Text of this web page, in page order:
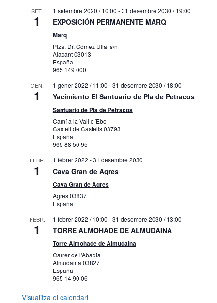
SET.
1
1 setembre 2020 / 10:00 -31 desembre 2030 / 19:00
EXPOSICIÓN PERMANENTE MARQ
Marq
Plza. Dr. Gómez Ulla, s/n
Alacant03013
España
965 149 000
GEN.
1
1 gener 2022 / 11:00 -31 desembre 2030 / 18:00
Yacimiento El Santuario de Pla de Petracos
Santuario de Pla de Petracos
Camí a la Vall d´Ebo
Castell de Castells03793
España
965 88 50 95
FEBR.
1
1 febrer 2022 -31 desembre 2030
Cava Gran de Agres
Cava Gran de Agres
Agres03837
España
FEBR.
1
1 febrer 2022 / 10:00 -31 desembre 2030 / 13:00
TORRE ALMOHADE DE ALMUDAINA
Torre Almohade de Almudaina
Carrer de l'Abadia
Almudaina 03827
España
965 14 90 06
Visualitza el calendari